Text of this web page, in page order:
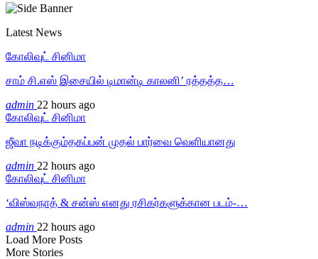
Latest News
கோலிவுட் சினிமா
சாம் சி.எஸ் இசையில் டிமான்டி காலனி’ ரத்தத்த…
admin 22 hours ago
கோலிவுட் சினிமா
ஜீவா நடிக்கும்தகப்பன் முதல் பார்வை வெளியானது
admin 22 hours ago
கோலிவுட் சினிமா
‘விஸ்வநாத் & சன்ஸ் எனது ரசிகர்களுக்கான படம்-…
admin 22 hours ago
Load More Posts
More Stories